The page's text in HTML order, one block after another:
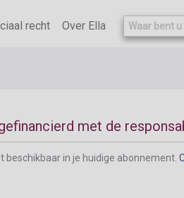
recht Over Ella
beschikbaar in je huidige abonnement.
met de
beschikbaar in je huidige abonnement.